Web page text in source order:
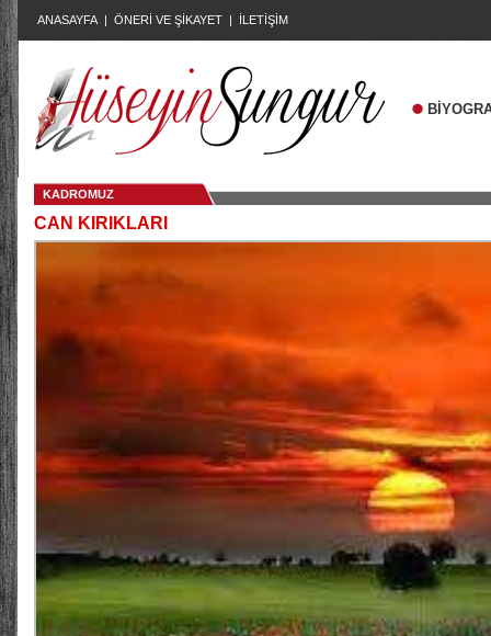
ANASAYFA | ÖNERİ VE ŞİKAYET | İLETİŞİM
KADROMUZ
CAN KIRIKLARI